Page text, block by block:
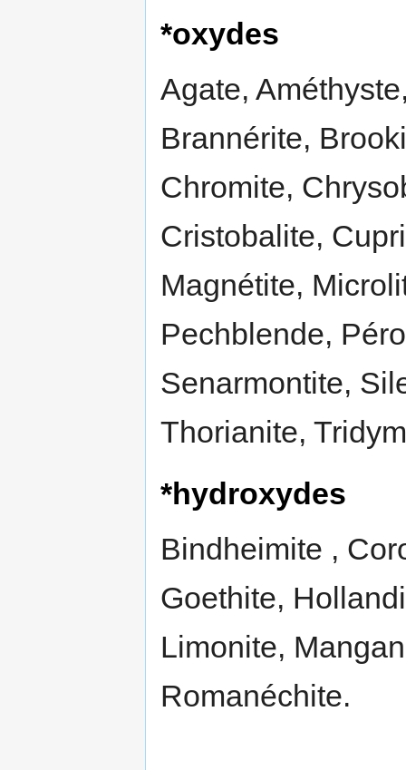
*oxydes
Agate,
Brannérite,
Chromite,
Cristobalite,
Magnétite,
Pechblende,
Senarmontite,
Thorianite,
*hydroxydes
Bindheimite ,
Goethite,
Limonite,
Romanéchite.